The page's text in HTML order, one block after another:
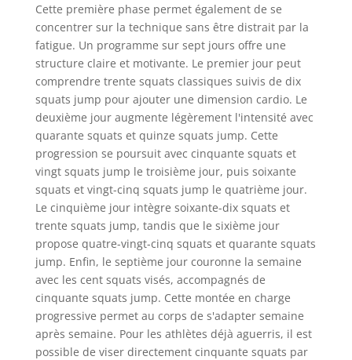
Cette première phase permet également de se
concentrer sur la technique sans être distrait par la
fatigue. Un programme sur sept jours offre une
structure claire et motivante. Le premier jour peut
comprendre trente squats classiques suivis de dix
squats jump pour ajouter une dimension cardio. Le
deuxième jour augmente légèrement l'intensité avec
quarante squats et quinze squats jump. Cette
progression se poursuit avec cinquante squats et
vingt squats jump le troisième jour, puis soixante
squats et vingt-cinq squats jump le quatrième jour.
Le cinquième jour intègre soixante-dix squats et
trente squats jump, tandis que le sixième jour
propose quatre-vingt-cinq squats et quarante squats
jump. Enfin, le septième jour couronne la semaine
avec les cent squats visés, accompagnés de
cinquante squats jump. Cette montée en charge
progressive permet au corps de s'adapter semaine
après semaine. Pour les athlètes déjà aguerris, il est
possible de viser directement cinquante squats par